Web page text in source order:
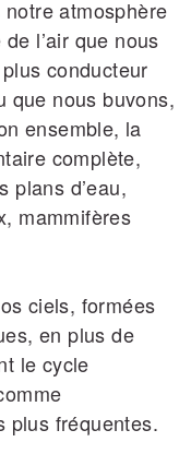
atmosphère
l’air que nous
conducteur
que nous buvons,
ensemble, la
complète,
plans d’eau,
mammifères
ciels, formées
en plus de
le cycle
plus fréquentes.